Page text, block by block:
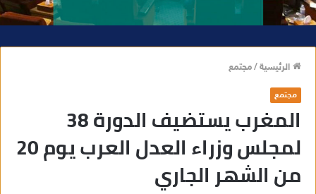
الرئيسية/مجتمع
مجتمع
المغرب يستضيف الدورة 38
لمجلس وزراء العدل العرب يوم 20
من الشهر الجاري